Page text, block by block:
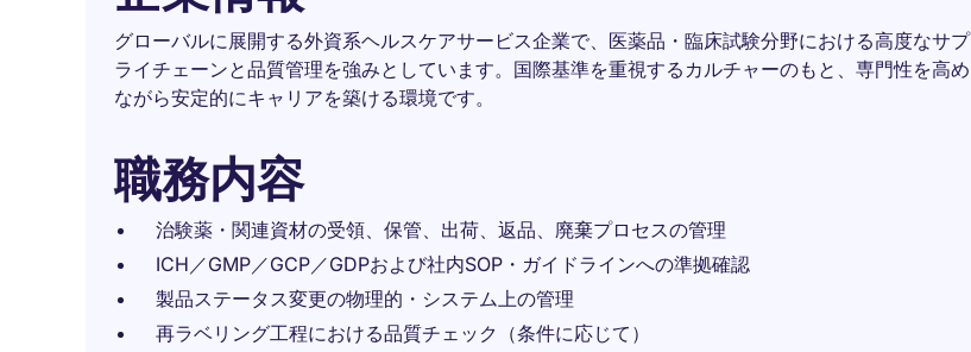
グローバルに展開する外資系ヘルスケアサービス企業で、医薬品・臨床試験分野における高度なサプ
ライチェーンと品質管理を強みとしています。国際基準を重視するカルチャーのもと、専門性を高め
ながら安定的にキャリアを築ける環境です。
職務内容
治験薬・関連資材の受領、保管、出荷、返品、廃棄プロセスの管理
ICH／GMP／GCP／GDPおよび社内SOP・ガイドラインへの準拠確認
製品ステータス変更の物理的・システム上の管理
再ラベリング工程における品質チェック（条件に応じて）